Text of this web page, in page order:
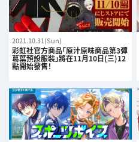
2021.10.31(Sun)
彩虹社官方商品「原汁原味商品第3彈
葛葉預設服裝」將在11月10日(三)12
點開始發售！